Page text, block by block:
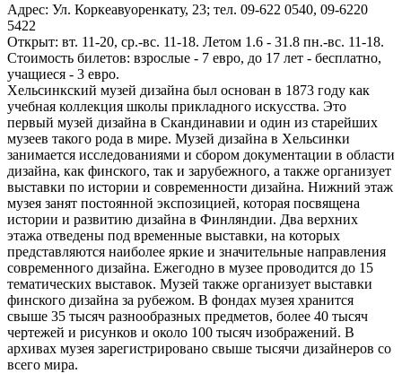
Адрес: Ул. Коркеавуоренкату, 23; тел. 09-622 0540, 09-6220
5422
Открыт: вт. 11-20, ср.-вс. 11-18. Летом 1.6 - 31.8 пн.-вс. 11-18.
Стоимость билетов: взрослые - 7 евро, до 17 лет - бесплатно,
учащиеся - 3 евро.
Хельсинкский музей дизайна был основан в 1873 году как
учебная коллекция школы прикладного искусства. Это
первый музей дизайна в Скандинавии и один из старейших
музеев такого рода в мире. Музей дизайна в Хельсинки
занимается исследованиями и сбором документации в области
дизайна, как финского, так и зарубежного, а также организует
выставки по истории и современности дизайна. Нижний этаж
музея занят постоянной экспозицией, которая посвящена
истории и развитию дизайна в Финляндии. Два верхних
этажа отведены под временные выставки, на которых
представляются наиболее яркие и значительные направления
современного дизайна. Ежегодно в музее проводится до 15
тематических выставок. Музей также организует выставки
финского дизайна за рубежом. В фондах музея хранится
свыше 35 тысяч разнообразных предметов, более 40 тысяч
чертежей и рисунков и около 100 тысяч изображений. В
архивах музея зарегистрировано свыше тысячи дизайнеров со
всего мира.